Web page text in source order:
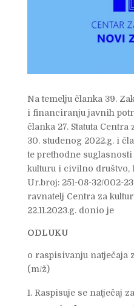
Na temelju članka 39.
i financiranju javnih
članka 27. Statuta
30. studenog 2022.g. i
te prethodne
kulturu i civilno društvo,
Ur.broj: 251-08-32/002-
ravnatelj Centra za
22.11.2023.g. donio je
ODLUKU
o raspisivanju natječaja
(m/ž)
Raspisuje se natječaj